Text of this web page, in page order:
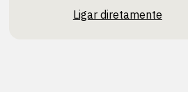
Ligar diretamente